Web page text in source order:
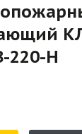
220-Н